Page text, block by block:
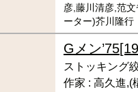
彦,藤川清彦,范
ーター)芥川隆行
Gメン’75
ストッキング
作家 : 高久進,(